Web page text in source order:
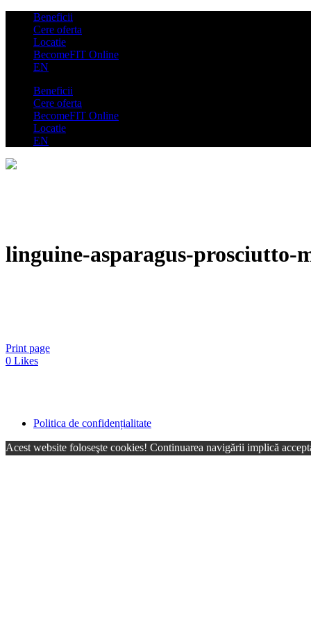
Beneficii
Cere oferta
Locatie
BecomeFIT Online
EN
Beneficii
Cere oferta
BecomeFIT Online
Locatie
EN
linguine-asparagus-prosciutto-
Print page
0 Likes
Politica de confidențialitate
Acest website foloseşte cookies! Continuarea navigării implică